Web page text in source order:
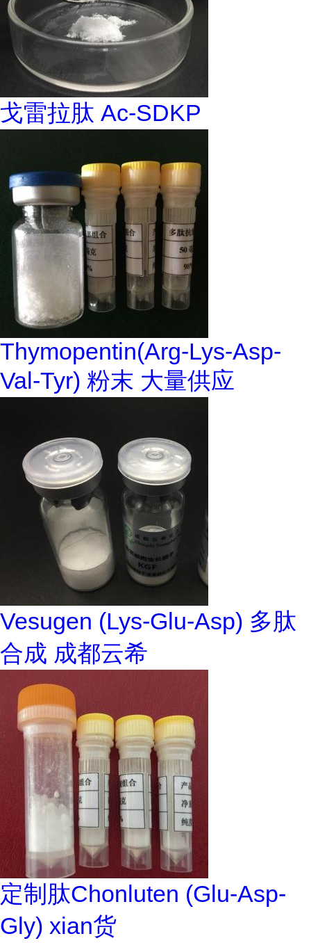
戈雷拉肽 Ac-SDKP
Thymopentin(Arg-Lys-Asp-
Val-Tyr) 粉末 大量供应
Vesugen (Lys-Glu-Asp) 多肽
合成 成都云希
定制肽Chonluten (Glu-Asp-
Gly) xian货